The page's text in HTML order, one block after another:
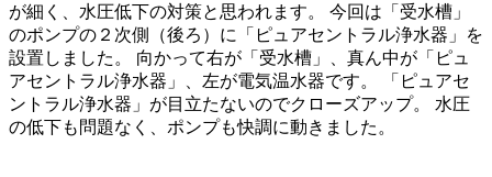
が細く、水圧低下の対策と思われます。 今回は「受水槽」
のポンプの２次側（後ろ）に「ピュアセントラル浄水器」を
設置しました。 向かって右が「受水槽」、真ん中が「ピュ
アセントラル浄水器」、左が電気温水器です。 「ピュアセ
ントラル浄水器」が目立たないのでクローズアップ。 水圧
の低下も問題なく、ポンプも快調に動きました。